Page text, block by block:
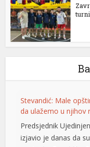
Escort
panel
giriş
Stevandić: Male
da ulažemo u njihov
Predsjednik
izjavio je danas da